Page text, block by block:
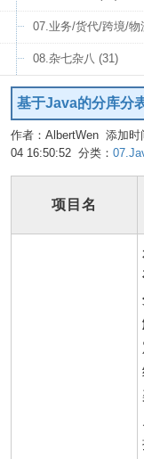
07.业务/货代/跨境/物
08.杂七杂八 (31)
基于Java的分库分
作者：AlbertWen 添加时
04 16:50:52 分类：
项目名